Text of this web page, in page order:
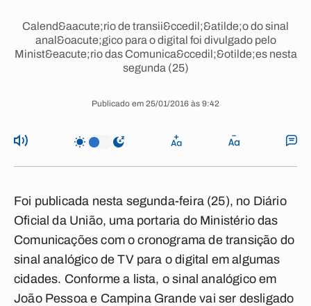
Calend&aacute;rio de transii&ccedil;&atilde;o do sinal
anal&oacute;gico para o digital foi divulgado pelo
Minist&eacute;rio das Comunica&ccedil;&otilde;es nesta
segunda (25)
Publicado em 25/01/2016 às 9:42
Foi publicada nesta segunda-feira (25), no Diário
Oficial da União, uma portaria do Ministério das
Comunicações com o cronograma de transição do
sinal analógico de TV para o digital em algumas
cidades. Conforme a lista, o sinal analógico em
João Pessoa e Campina Grande vai ser desligado